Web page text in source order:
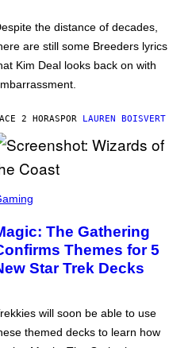
the distance of decades,
are still some Breeders lyrics
Kim Deal looks back on with
2 HORASPOR LAUREN BOISVERT
The Gathering
Themes for 5
Star Trek Decks
will soon be able to use
themed decks to learn how